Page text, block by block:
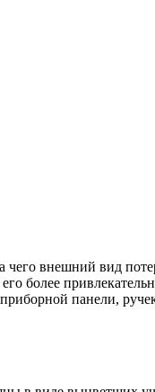
внешний вид
более
панели,